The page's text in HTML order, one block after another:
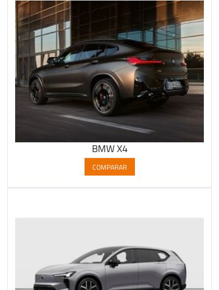
BMW X4
COMPARAR